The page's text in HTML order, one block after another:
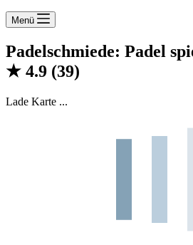
Menü
Padelschmiede: Padel
★ 4.9 (39)
Lade Karte ...